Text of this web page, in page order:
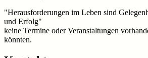
"Herausforderungen im Leben sind
und Erfolg"
keine Termine oder Veranstaltungen
könnten.